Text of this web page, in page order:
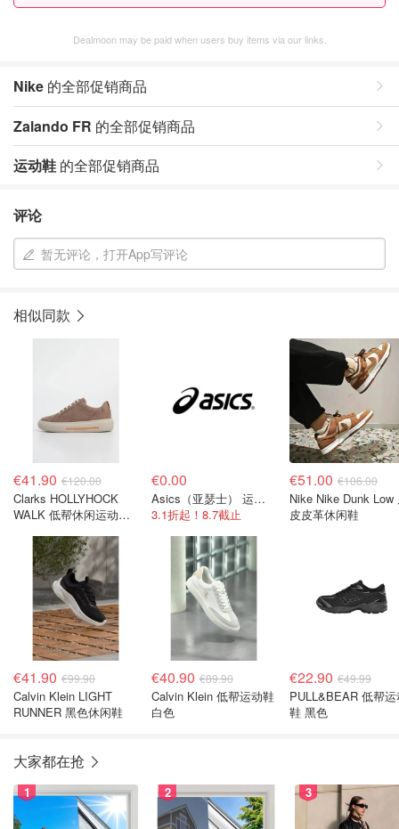
Dealmoon may be paid when users buy items via our links.
Nike 的全部促销商品
Zalando FR 的全部促销商品
运动鞋 的全部促销商品
评论
暂无评论，打开App写评论
相似同款
€41.90 €120.00
Clarks HOLLYHOCK
WALK 低帮休闲运动鞋
€0.00
Asics（亚瑟士） 运动服饰
3.1折起！8.7截止
€51.00 €106.00
Nike Nike Dunk Low
皮皮革休闲鞋
€41.90 €99.90
Calvin Klein LIGHT
RUNNER 黑色休闲鞋
€40.90 €89.90
Calvin Klein 低帮运动鞋
白色
€22.90 €49.99
PULL&BEAR 低帮
鞋 黑色
大家都在抢
1 2 3